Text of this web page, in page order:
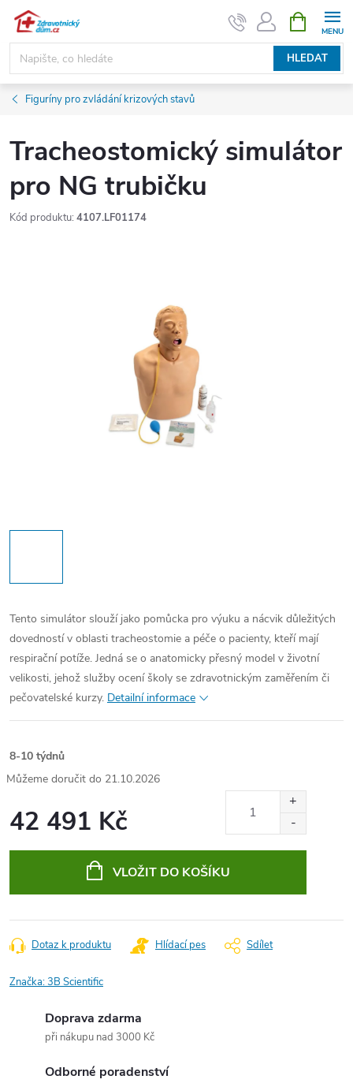
Přejít
obsah
HLEDAT
NÁKUPNÍ
KOŠÍK
Figuríny pro zvládání krizových stavů
Tracheostomický simulátor
pro NG trubičku
Kód produktu: 4107.LF01174
Tento simulátor slouží jako pomůcka pro výuku a nácvik důležitých
dovedností v oblasti tracheostomie a péče o pacienty, kteří mají
respirační potíže. Jedná se o anatomicky přesný model v životní
velikosti, jehož služby ocení školy se zdravotnickým zaměřením či
pečovatelské kurzy. Detailní informace
8-10 týdnů
21.10.2026
42 491 Kč
VLOŽIT DO KOŠÍKU
Dotaz k produktu Hlídací pes Sdílet
Značka:3B Scientific
Doprava zdarma
při nákupu nad 3000 Kč
Odborné poradenství